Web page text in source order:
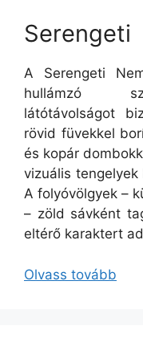
Serengeti
A Serengeti
hullámzó
látótávolságot
rövid füvekkel
és kopár
vizuális
A folyóvölgyek –
– zöld sávként
eltérő karaktert
Olvass tovább